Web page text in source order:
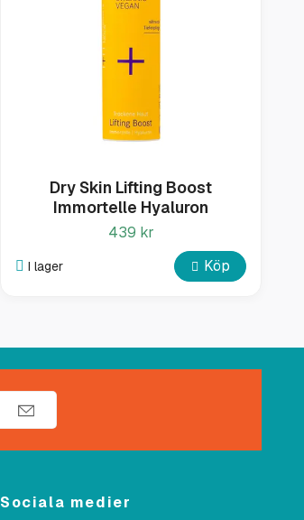
Dry Skin Lifting Boost
Immortelle Hyaluron
439 kr
I lager Köp
Sociala medier